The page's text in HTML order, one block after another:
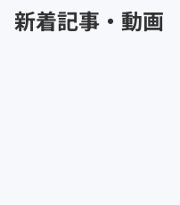
新着記事・動画